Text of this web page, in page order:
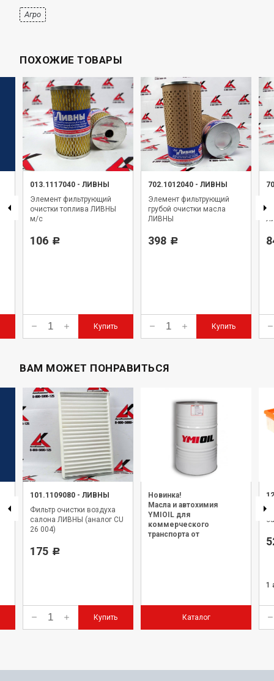
Агро
ПОХОЖИЕ ТОВАРЫ
013.1117040 - ЛИВНЫ
Элемент фильтрующий
очистки топлива ЛИВНЫ
м/с
106 Р
Купить
702.1012040 - ЛИВНЫ
Элемент фильтрующий
грубой очистки масла
ЛИВНЫ
398 Р
Купить
ВАМ МОЖЕТ ПОНРАВИТЬСЯ
101.1109080 - ЛИВНЫ
Фильтр очистки воздуха
салона ЛИВНЫ (аналог CU
26 004)
175 Р
Купить
Новинка!
Масла и автохимия
YMIOIL для
коммерческого
транспорта от
Каталог
1